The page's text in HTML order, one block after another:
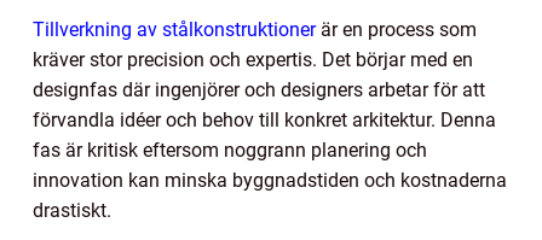
Tillverkning av stålkonstruktionerär en process som
kräver stor precision och expertis. Det börjar med en
designfas där ingenjörer och designers arbetar för att
förvandla idéer och behov till konkret arkitektur. Denna
fas är kritisk eftersom noggrann planering och
innovation kan minska byggnadstiden och kostnaderna
drastiskt.